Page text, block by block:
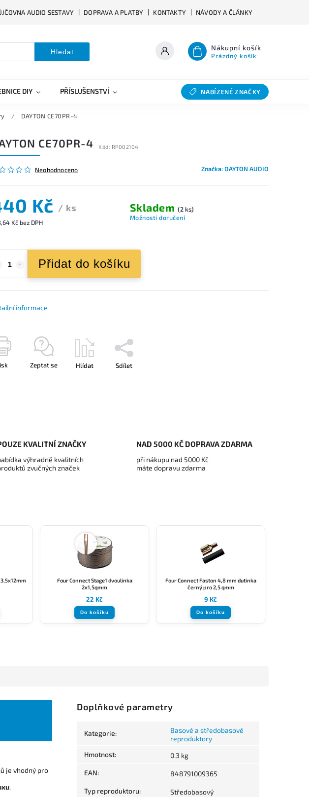
AUDIO SESTAVY DOPRAVA A PLATBY KONTAKTY NÁVODY A ČLÁNKY
Hledat Nákupní košík
Prázdný košík
DIY PŘÍSLUŠENSTVÍ SLEVY BAZAR
NABÍZENÉ ZNAČKY
/ DAYTON CE70PR-4
CE70PR-4 Kód: RP002104
Neohodnoceno Značka: DAYTON AUDIO
Kč / ks
Kč bez DPH
Skladem (2 ks)
Možnosti doručení
Přidat do košíku
informace
Zeptat se Hlídat Sdílet
KVALITNÍ ZNAČKY
výhradně kvalitních
zvučných značek
NAD 5000 KČ DOPRAVA ZDARMA
při nákupu nad 5000 Kč
máte dopravu zdarma
Four Connect Stage1 dvoulinka
2x1,5qmm
22 Kč
Do košíku
Four Connect Faston 4,8 mm dutinka
černý pro 2,5 qmm
9 Kč
Do košíku
je vhodný pro
.
Doplňkové parametry
Kategorie:
Basové a středobasové
reproduktory
Hmotnost: 0.3 kg
EAN: 848791009365
Typ reproduktoru: Středobasový